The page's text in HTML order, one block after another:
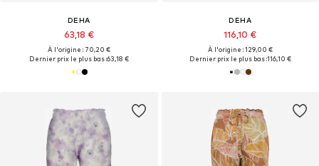
DEHA
63,18 €
À l'origine : 70,20 €
Dernier prix le plus bas :63,18 €
DEHA
116,10 €
À l'origine : 129,00 €
Dernier prix le plus bas :116,10 €